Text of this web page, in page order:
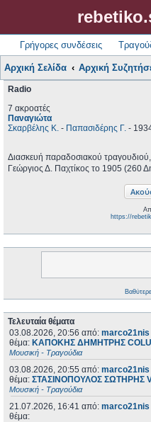
Γρήγορες συνδέσεις
Αρχική Σελίδα Αρχική
Radio
7 ακροατές
Παναγιώτα
Σκαρβέλης Κ. - Παπασιδέρης Γ. -
Διασκευή παραδοσιακού
Γεώργιος Δ. Παχτίκος το 1905 (260
https://
Τελευταία θέματα
03.08.2026, 20:56 από: marco21nis
θέμα: ΚΑΠΟΚΗΣ ΔΗΜΗΤΡΗΣ
Μουσική - Τραγούδια
03.08.2026, 20:55 από: marco21nis
θέμα: ΣΤΑΣΙΝΟΠΟΥΛΟΣ ΣΩΤΗΡΗΣ
Μουσική - Τραγούδια
21.07.2026, 16:41 από: marco21nis
θέμα: